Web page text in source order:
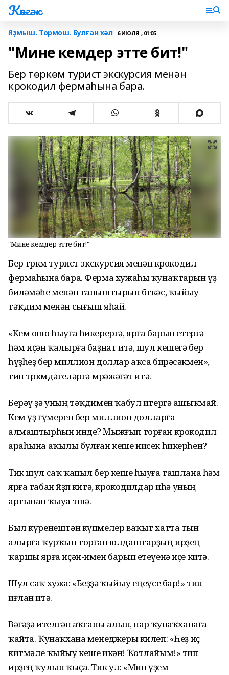
Көнгәк
Яҙмыш. Тормош. Булған хәл 6 ИЮЛЯ , 01:05
"Мине кемдер этте бит!"
Бер төркөм турист экскурсия менән
крокодил фермаһына бара.
"Мине кемдер этте бит!"
Бер төркөм турист экскурсия менән крокодил
фермаһына бара. Ферма хужаһы ҡунаҡтарын үҙ
биләмәһе менән таныштырып бөткәс, ҡыйыу
тәҡдим менән сығыш яһай.
«Кем ошо һыуға һикерергә, ярға барып етергә
һәм иҫән ҡалырға баҙнат итә, шул кешегә бер
һүҙһеҙ бер миллион доллар аҡса бирәсәкмен»,
тип төркөмдәгеләргә мөрәжәғәт итә.
Берәү ҙә уның тәҡдимен ҡабул итергә ашыҡмай.
Кем үҙ ғүмерен бер миллион долларға
алмаштырһын инде? Мыжғып торған крокодил
араһына аҡылы булған кеше нисек һикерһен?
Тик шул саҡ ҡапыл бер кеше һыуға ташлана һәм
ярға табан йөҙөп китә, крокодилдар иһә уның
артынан ҡыуа төшә.
Был күренештән күпмелер ваҡыт хатта тын
алырға ҡурҡып торған юлдаштарҙың ирҙең
ҡаршы ярға иҫән-имен барып етеүенә иҫе китә.
Шул саҡ хужа: «Беҙҙә ҡыйыу еңеүсе бар!» тип
иғлан итә.
Вәғәҙә ителгән аҡсаны алып, пар ҡунаҡханаға
ҡайта. Ҡунаҡхана менеджеры килеп: «Һеҙ иҫ
китмәле ҡыйыу кеше икән! Ҡотлайым!» тип
ирҙең ҡулын ҡыҫа. Тик ул: «Мин үҙем